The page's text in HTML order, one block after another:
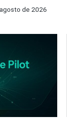
de 2026